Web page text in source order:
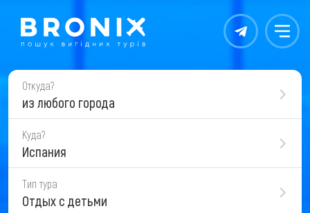
Контакты Меню
Откуда?
из любого города
Куда?
Испания
Тип тура
Отдых с детьми